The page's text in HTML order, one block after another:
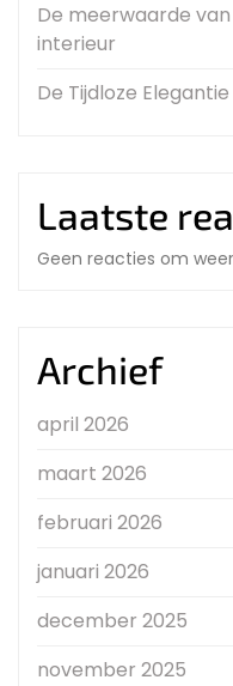
De meerwaarde
interieur
De Tijdloze
Laatste
Geen reacties om
Archief
april 2026
maart 2026
februari 2026
januari 2026
december 2025
november 2025